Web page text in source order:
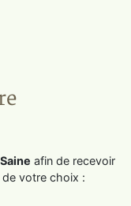
afin de recevoir
de votre choix :